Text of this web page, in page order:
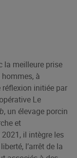
la meilleure prise
à
réflexion initiée par
Le
, un élevage porcin
et
il intègre les
l’arrêt de la